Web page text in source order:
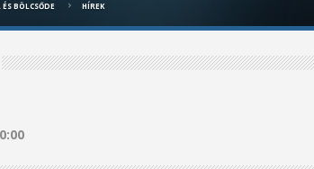
BÖLCSŐDE HÍREK